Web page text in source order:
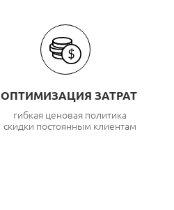
ОПТИМИЗАЦИЯ ЗАТРАТ
гибкая ценовая политика
скидки постоянным клиентам